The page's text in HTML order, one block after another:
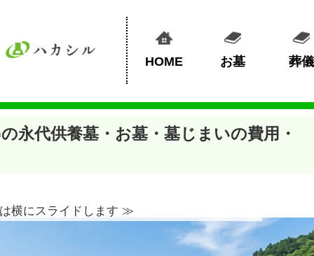
HOME お墓 葬儀
永代供養墓・お墓・墓じまいの費用・
横にスライドします ≫︎